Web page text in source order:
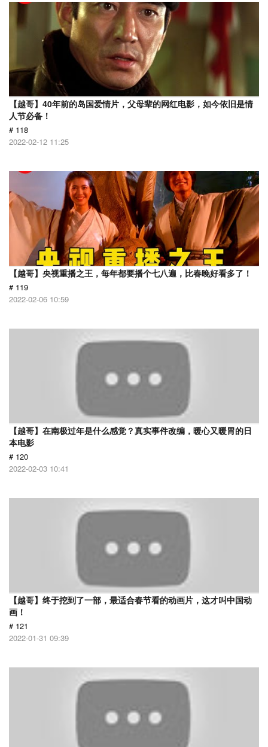
【越哥】40年前的岛国爱情片，父母辈的网红电影，如今依旧是情
人节必备！
# 118
2022-02-12 11:25
【越哥】央视重播之王，每年都要播个七八遍，比春晚好看多了！
# 119
2022-02-06 10:59
【越哥】在南极过年是什么感觉？真实事件改编，暖心又暖胃的日
本电影
# 120
2022-02-03 10:41
【越哥】终于挖到了一部，最适合春节看的动画片，这才叫中国动
画！
# 121
2022-01-31 09:39